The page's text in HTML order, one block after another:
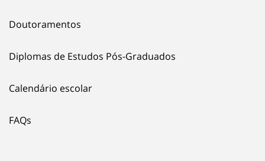
Doutoramentos
Diplomas de Estudos Pós-Graduados
Calendário escolar
FAQs